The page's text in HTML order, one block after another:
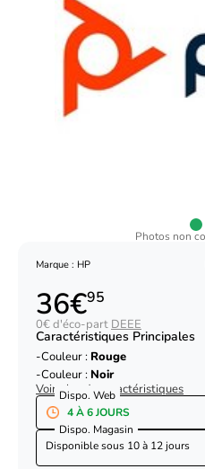
Photos non
Marque : HP
36€95
0€ d'éco-part DEEE
Caractéristiques Principales
Couleur : Rouge
Couleur : Noir
Voir plus de caractéristiques
Dispo. Web
4 À 6 JOURS
Dispo. Magasin
Disponible sous 10 à 12 jours